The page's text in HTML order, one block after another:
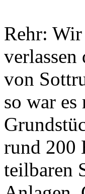
Rehr:
verlassen
von
so war
rund 200
teilbaren